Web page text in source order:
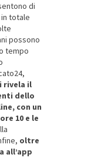
di
totale
possono
tempo
rivela il
dello
con un
10 e le
oltre
all’app